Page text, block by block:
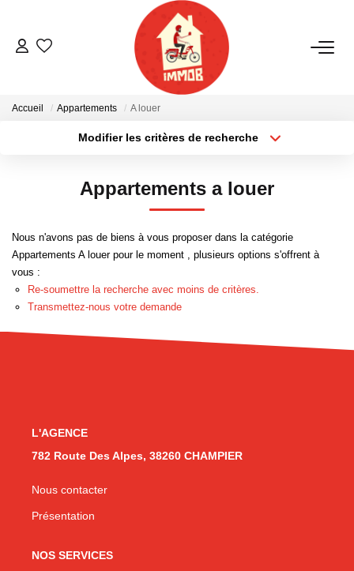
ACHETER
Qui Sommes-Nous
Notre Équipe
Nous Rejoindre
Nos Actualités
Accueil Appartements A louer
Modifier les critères de recherche
Plus de critères Créer une alerte
Appartements a louer
Nous n'avons pas de biens à vous proposer dans la catégorie
Appartements A louer pour le moment , plusieurs options s'offrent à
vous :
Re-soumettre la recherche avec moins de critères.
Transmettez-nous votre demande
L'AGENCE
782 Route Des Alpes, 38260 CHAMPIER
Nous contacter
Présentation
NOS SERVICES